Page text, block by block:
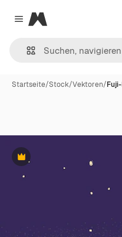
Close menu
Magnific
Startseite/Stock/Vektoren/
Premium